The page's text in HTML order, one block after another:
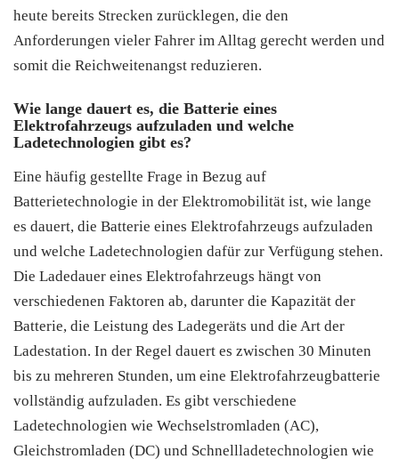
heute bereits Strecken zurücklegen, die den
Anforderungen vieler Fahrer im Alltag gerecht werden und
somit die Reichweitenangst reduzieren.
Wie lange dauert es, die Batterie eines
Elektrofahrzeugs aufzuladen und welche
Ladetechnologien gibt es?
Eine häufig gestellte Frage in Bezug auf
Batterietechnologie in der Elektromobilität ist, wie lange
es dauert, die Batterie eines Elektrofahrzeugs aufzuladen
und welche Ladetechnologien dafür zur Verfügung stehen.
Die Ladedauer eines Elektrofahrzeugs hängt von
verschiedenen Faktoren ab, darunter die Kapazität der
Batterie, die Leistung des Ladegeräts und die Art der
Ladestation. In der Regel dauert es zwischen 30 Minuten
bis zu mehreren Stunden, um eine Elektrofahrzeugbatterie
vollständig aufzuladen. Es gibt verschiedene
Ladetechnologien wie Wechselstromladen (AC),
Gleichstromladen (DC) und Schnellladetechnologien wie